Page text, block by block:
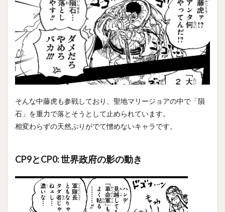
そんな中藤虎も参戦しており、聖地マリージョアの中で「隕
石」を重力で落とそうとして止められています。
相変わらずの天然ぷりがでて憎めないキャラです。
CP9とCP0: 世界政府の影の動き